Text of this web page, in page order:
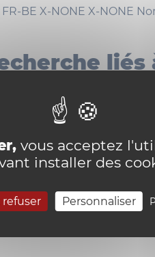
vous acceptez
installer des
refuser Personnaliser
FR-BE X-NONE X-NONE
liés
groups
cirtes